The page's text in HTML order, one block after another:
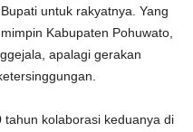
untuk rakyatnya. Yang
Kabupaten Pohuwato,
apalagi gerakan
kolaborasi keduanya di